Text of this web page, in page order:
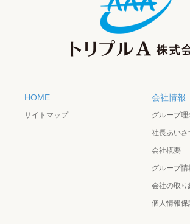
HOME
サイトマップ
会社情報
グループ理
社長あいさ
会社概要
グループ情
会社の取り
個人情報保